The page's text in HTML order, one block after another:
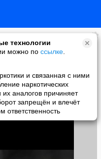
технологии
можно по ссылке
и связанная с ними
наркотических
аналогов причиняет
запрещён и влечёт
ответственность